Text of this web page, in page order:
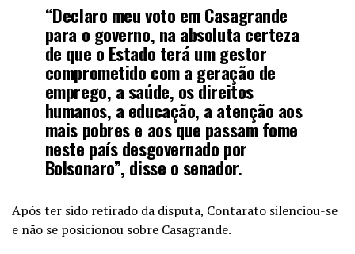
“Declaro meu voto em Casagrande
para o governo, na absoluta certeza
de que o Estado terá um gestor
comprometido com a geração de
emprego, a saúde, os direitos
humanos, a educação, a atenção aos
mais pobres e aos que passam fome
neste país desgovernado por
Bolsonaro”, disse o senador.
Após ter sido retirado da disputa, Contarato silenciou-se
e não se posicionou sobre Casagrande.